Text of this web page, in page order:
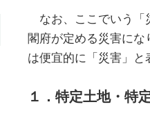
なお、ここでいう「
閣府が定める災害に
は便宜的に「災害」と
１．特定土地・特